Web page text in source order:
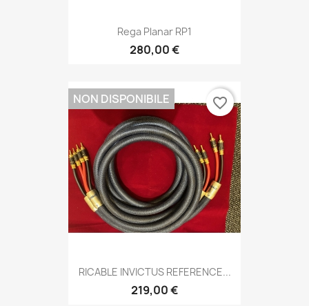
Rega Planar RP1
280,00 €
RICABLE INVICTUS REFERENCE...
219,00 €
NON DISPONIBILE favorite_border